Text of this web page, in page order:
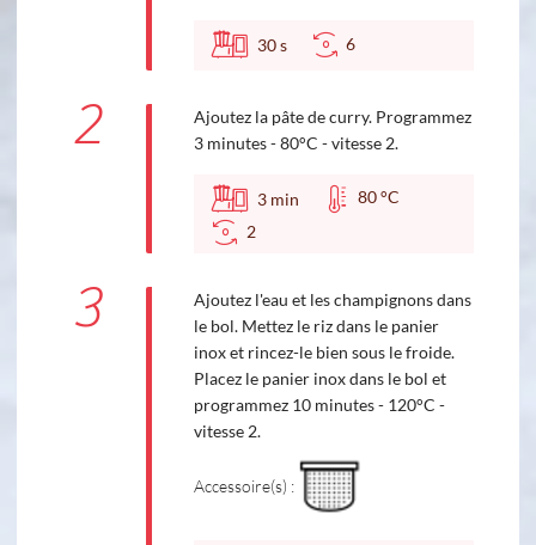
30s 6
2
Ajoutez la pâte de curry. Programmez
3 minutes - 80°C - vitesse 2.
3 min
80 °C
2
3
Ajoutez l'eau et les champignons dans
le bol. Mettez le riz dans le panier
inox et rincez-le bien sous le froide.
Placez le panier inox dans le bol et
programmez 10 minutes - 120°C -
vitesse 2.
Accessoire(s) :